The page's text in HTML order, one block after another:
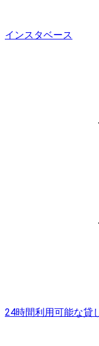
インスタベース
24時間利用可能な貸